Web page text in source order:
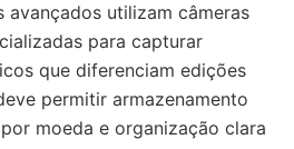
avançados utilizam câmeras
para capturar
que diferenciam edições
permitir armazenamento
moeda e organização clara